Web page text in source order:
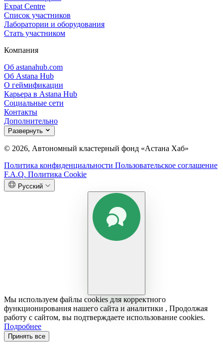
Expat Centre
Список участников
Лаборатории и оборудования
Стать участником
Компания
Об astanahub.com
Об Astana Hub
О геймификации
Карьера в Astana Hub
Социальные сети
Контакты
Дополнительно
Развернуть
© 2026, Автономный кластерный фонд «Астана Хаб»
Политика конфиденциальности Пользовательское соглашение
F.A.Q. Политика Cookie
Русский
Мы используем файлы cookies для корректного
функционирования нашего сайта и аналитики , Продолжая
работу с сайтом, вы подтверждаете использование cookies.
Подробнее
Принять все